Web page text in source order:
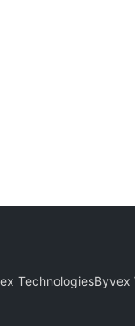
TechnologiesByvex